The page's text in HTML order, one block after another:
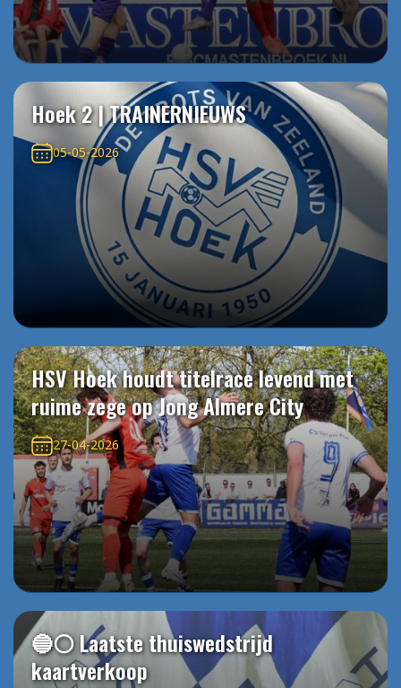
Hoek 2 | TRAINERNIEUWS
05-05-2026
HSV Hoek houdt titelrace levend met
ruime zege op Jong Almere City
27-04-2026
🔵⚪️ Laatste thuiswedstrijd
kaartverkoop